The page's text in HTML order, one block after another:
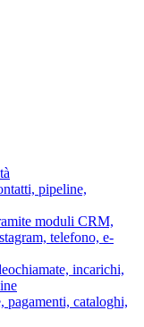
pipeline,
moduli CRM,
telefono, e-
incarichi,
pagamenti, cataloghi,